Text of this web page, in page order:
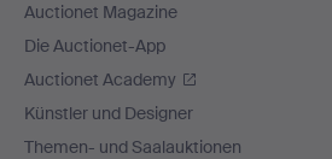
Auctionet Magazine
Die Auctionet-App
Auctionet Academy
Künstler und Designer
Themen- und Saalauktionen